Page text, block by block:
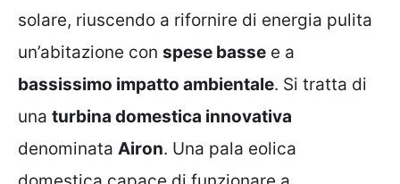
solare, riuscendo a rifornire di energia pulita
un’abitazione con spese basse e a
bassissimo impatto ambientale. Si tratta di
una turbina domestica innovativa
denominata Airon. Una pala eolica